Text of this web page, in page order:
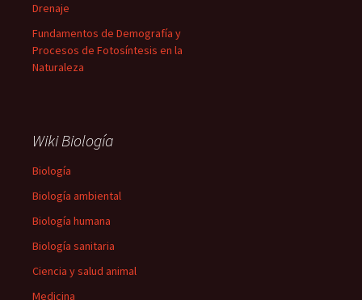
Drenaje
Fundamentos de Demografía y
Procesos de Fotosíntesis en la
Naturaleza
Wiki Biología
Biología
Biología ambiental
Biología humana
Biología sanitaria
Ciencia y salud animal
Medicina